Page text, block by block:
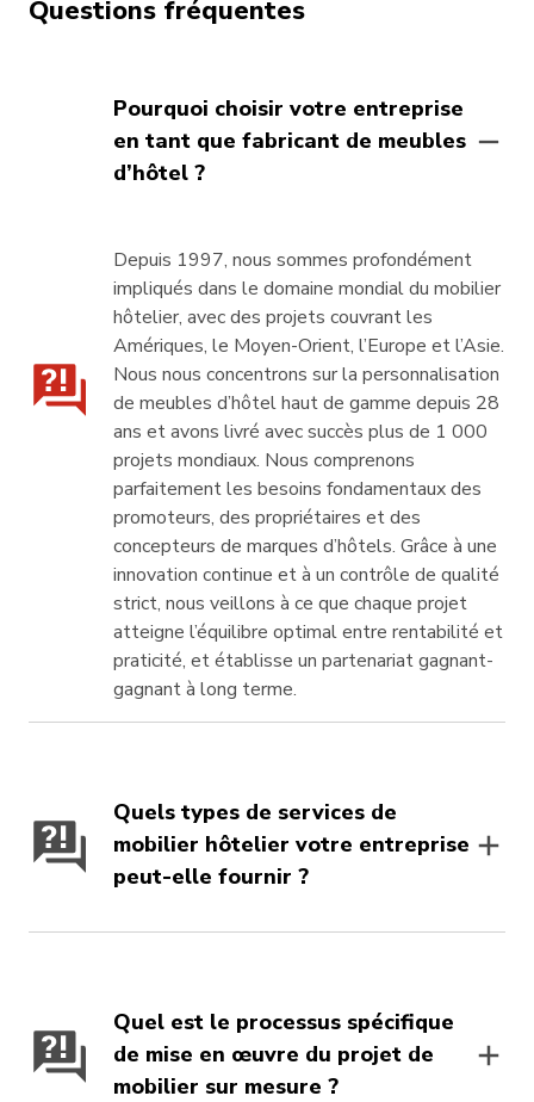
Questions fréquentes
Pourquoi choisir votre entreprise
en tant que fabricant de meubles
d’hôtel ?
Depuis 1997, nous sommes profondément
impliqués dans le domaine mondial du mobilier
hôtelier, avec des projets couvrant les
Amériques, le Moyen-Orient, l’Europe et l’Asie.
Nous nous concentrons sur la personnalisation
de meubles d’hôtel haut de gamme depuis 28
ans et avons livré avec succès plus de 1 000
projets mondiaux. Nous comprenons
parfaitement les besoins fondamentaux des
promoteurs, des propriétaires et des
concepteurs de marques d’hôtels. Grâce à une
innovation continue et à un contrôle de qualité
strict, nous veillons à ce que chaque projet
atteigne l’équilibre optimal entre rentabilité et
praticité, et établisse un partenariat gagnant-
gagnant à long terme.
Quels types de services de
mobilier hôtelier votre entreprise
peut-elle fournir ?
Quel est le processus spécifique
de mise en œuvre du projet de
mobilier sur mesure ?